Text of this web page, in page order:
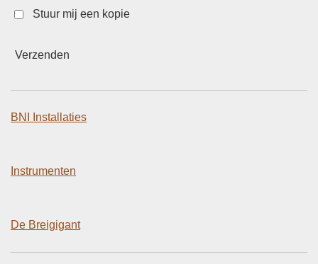
Stuur mij een kopie
Verzenden
BNI Installaties
Instrumenten
De Breigigant